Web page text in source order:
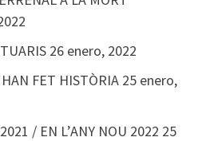
26 enero, 2022
FET HISTÒRIA 25 enero,
/ EN L’ANY NOU 2022 25